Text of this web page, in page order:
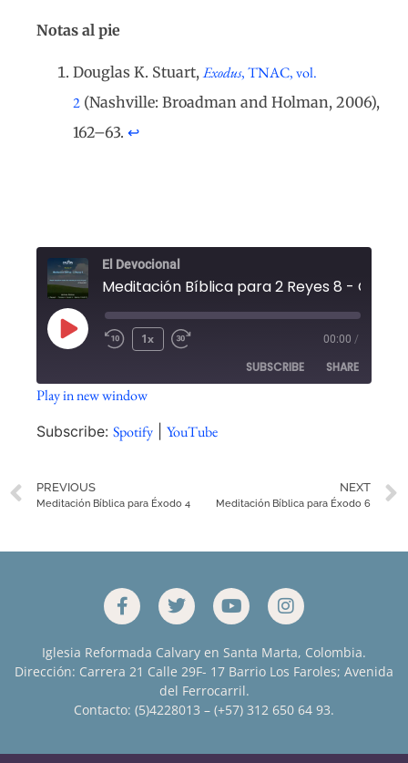
Notas al pie
Douglas K. Stuart,Exodus, TNAC, vol.
2 (Nashville: Broadman and Holman, 2006),
162–63. ↩︎
El Devocional
1x 00:00 /
SUBSCRIBE SHARE
SHARE
EMBED
Play in new window
Subscribe: Spotify| YouTube
PREVIOUS
Meditación Bíblica para Éxodo 4
NEXT
Meditación Bíblica para Éxodo 6
Iglesia Reformada Calvary en Santa Marta, Colombia.
Dirección: Carrera 21 Calle 29F- 17 Barrio Los Faroles; Avenida
del Ferrocarril.
Contacto: (5)4228013 – (+57) 312 650 64 93.